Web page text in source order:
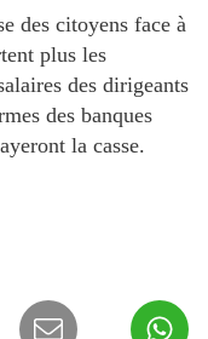
des citoyens face à
plus les
des dirigeants
des banques
la casse.